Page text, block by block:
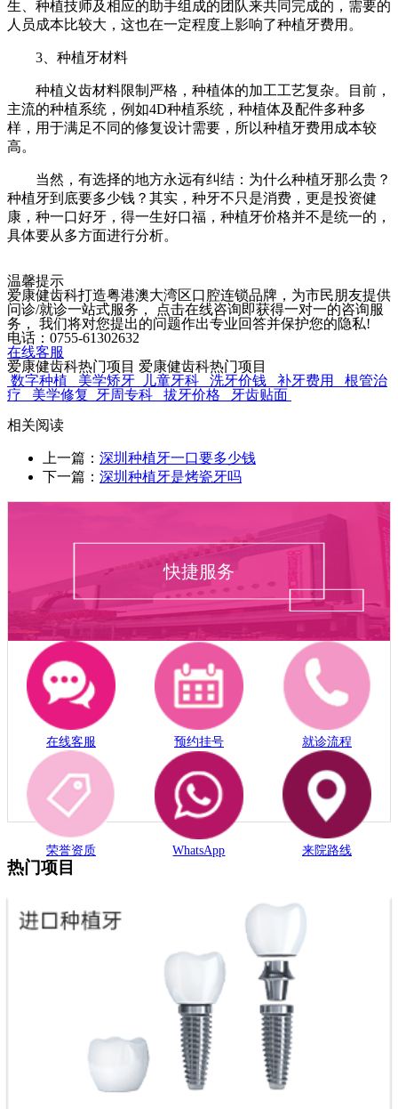
生、种植技师及相应的助手组成的团队来共同完成的，需要的
人员成本比较大，这也在一定程度上影响了种植牙费用。
3、种植牙材料
种植义齿材料限制严格，种植体的加工工艺复杂。目前，
主流的种植系统，例如4D种植系统，种植体及配件多种多
样，用于满足不同的修复设计需要，所以种植牙费用成本较
高。
当然，有选择的地方永远有纠结：为什么种植牙那么贵？
种植牙到底要多少钱？其实，种牙不只是消费，更是投资健
康，种一口好牙，得一生好口福，种植牙价格并不是统一的，
具体要从多方面进行分析。
温馨提示
爱康健齿科打造粤港澳大湾区口腔连锁品牌，为市民朋友提供
问诊/就诊一站式服务， 点击在线咨询即获得一对一的咨询服
务， 我们将对您提出的问题作出专业回答并保护您的隐私!
电话：0755-61302632
在线客服
爱康健齿科热门项目 爱康健齿科热门项目
数字种植
美学矫牙 儿童牙科 洗牙价钱 补牙费用
根管治
疗
美学修复 牙周专科 拔牙价格
牙齿贴面
相关阅读
上一篇： 深圳种植牙一口要多少钱
下一篇： 深圳种植牙是烤瓷牙吗
快捷服务
在线客服 预约挂号 就诊流程
荣誉资质 WhatsApp 来院路线
热门项目